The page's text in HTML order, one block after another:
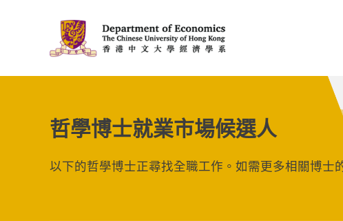
哲學博士就業市場候選人
以下的哲學博士正尋找全職工作。如需更多相關博士